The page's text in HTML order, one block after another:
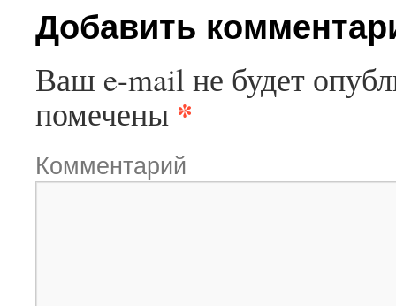
Добавить
Ваш e-mail не будет
помечены *
Комментарий